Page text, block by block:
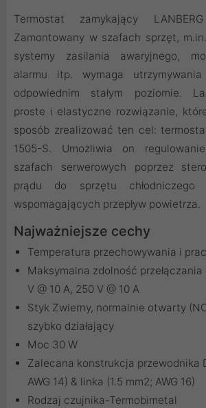
Termostat zamykający
Zamontowany w szafach sprzęt,
systemy zasilania awaryjnego,
alarmu itp. wymaga
odpowiednim stałym poziomie.
proste i elastyczne rozwiązanie,
sposób zrealizować ten cel:
1505-S. Umożliwia on
szafach serwerowych poprzez
prądu do sprzętu chłodniczego
wspomagających przepływ powietrza.
Najważniejsze cechy
Temperatura przechowywania i
Maksymalna zdolność przełączania
V @ 10 A, 250 V @ 10 A
Styk Zwierny, normalnie otwarty
szybko działający
Moc 30 W
Zalecana konstrukcja przewodnika
AWG 14) & linka (1.5 mm2; AWG 16)
Rodzaj czujnika-Termobimetal